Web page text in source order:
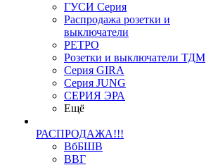
ГУСИ Серия
Распродажа розетки и
выключатели
РЕТРО
Розетки и выключатели ТДМ
Серия GIRA
Серия JUNG
СЕРИЯ ЭРА
Ещё
РАСПРОДАЖА!!!
ВбБШВ
ВВГ